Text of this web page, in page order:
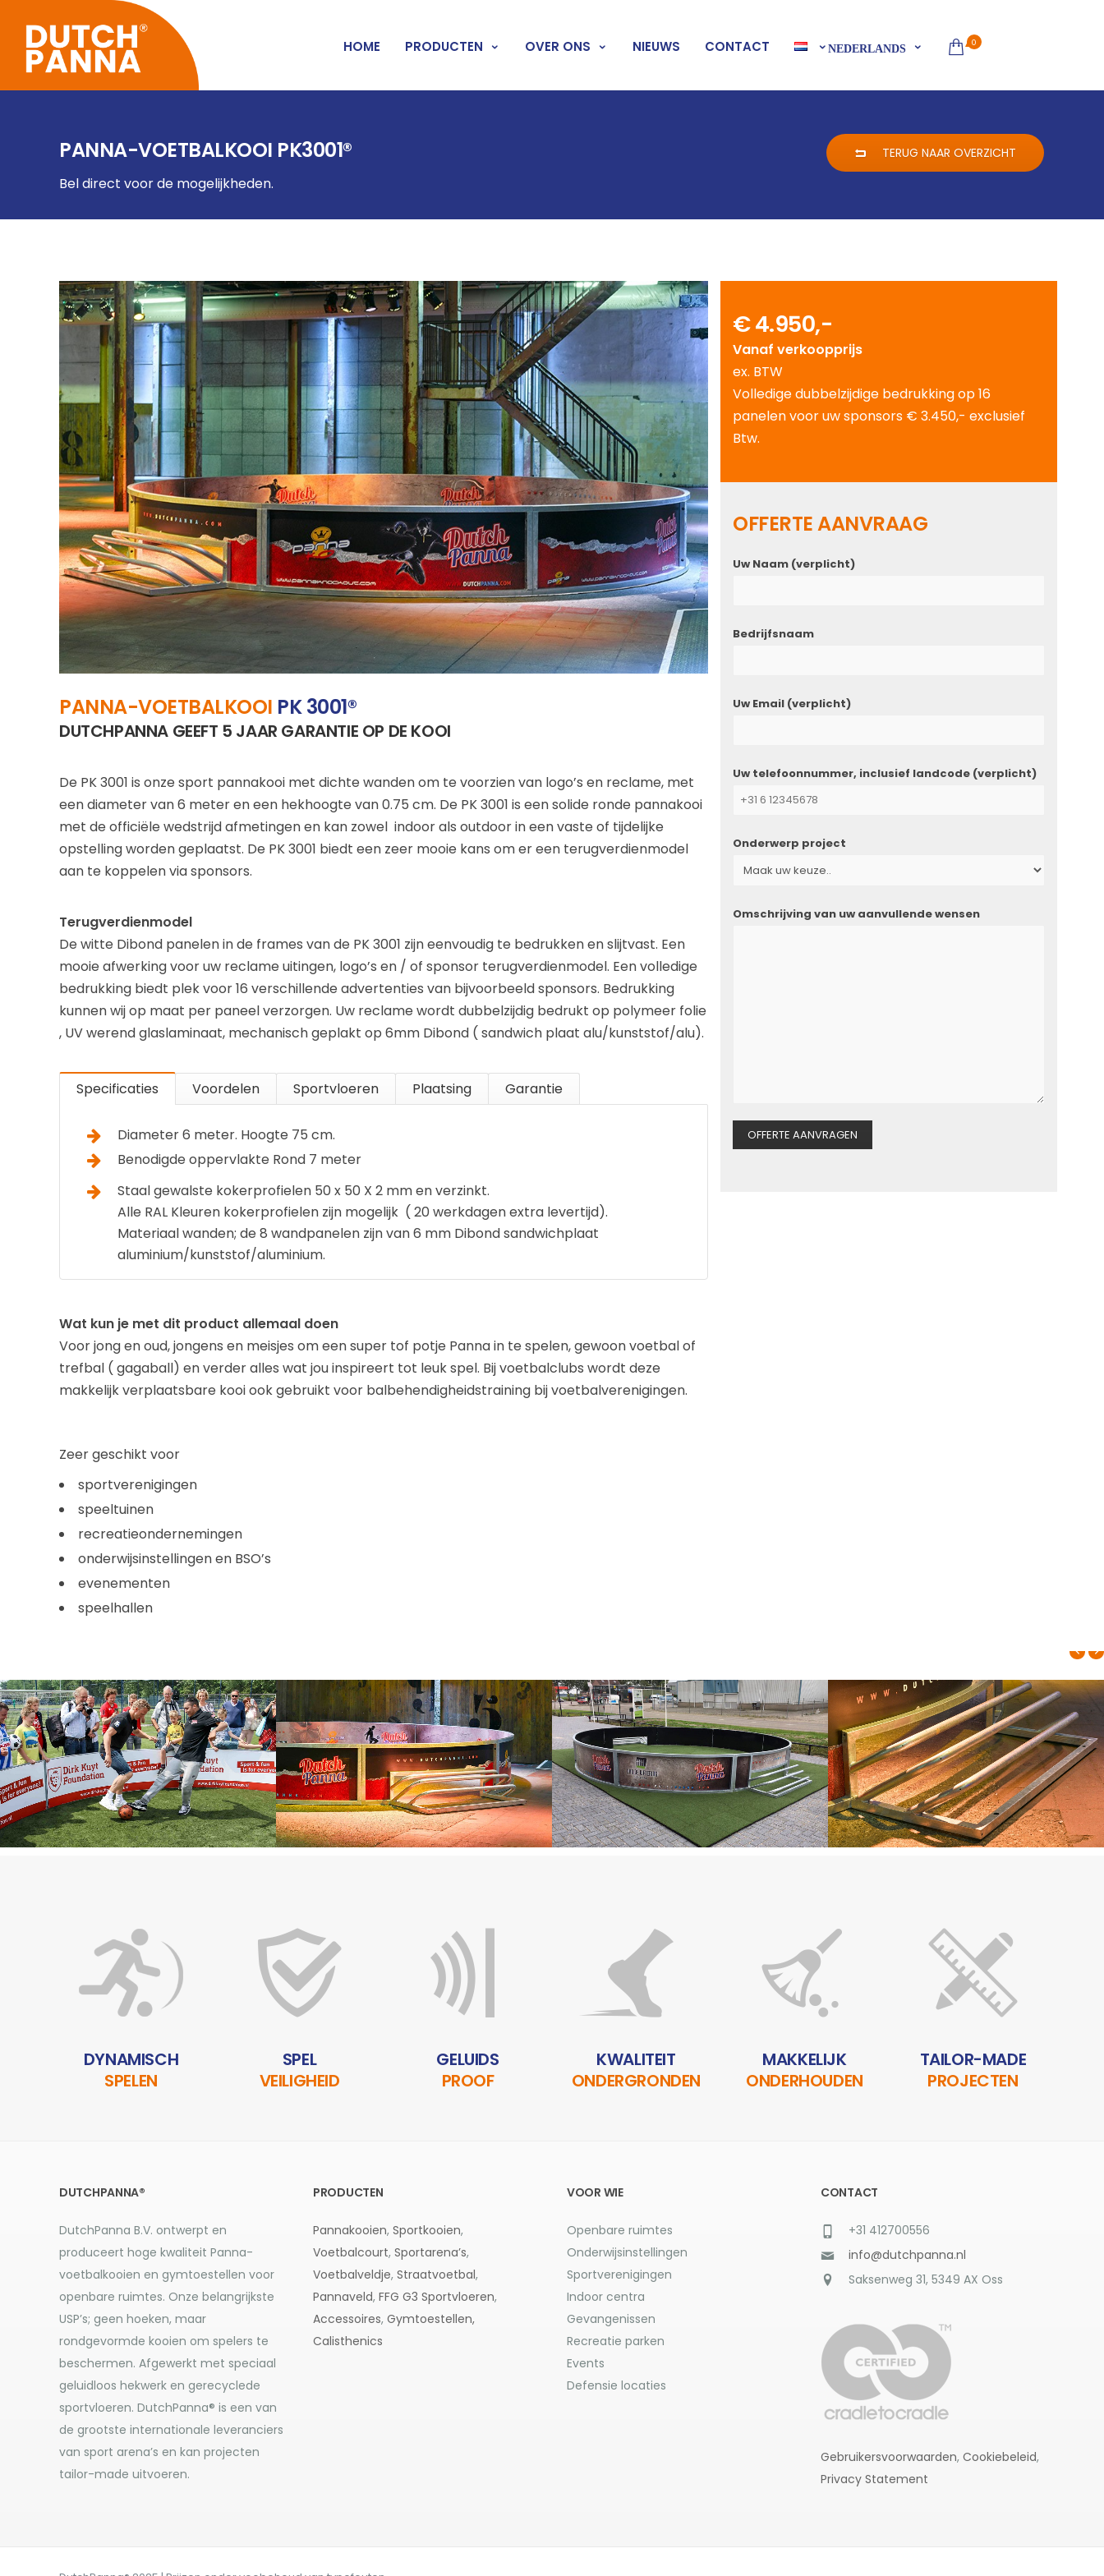
0
HOME PRODUCTEN OVER ONS NIEUWS CONTACT NEDERLANDS
PANNA-VOETBALKOOI PK3001®
Bel direct voor de mogelijkheden.
TERUG NAAR OVERZICHT
PANNA-VOETBALKOOI PK 3001®
DUTCHPANNA GEEFT 5 JAAR GARANTIE OP DE KOOI
De PK 3001 is onze sport pannakooi met dichte wanden om te voorzien van logo’s en reclame, met
een diameter van 6 meter en een hekhoogte van 0.75 cm. De PK 3001 is een solide ronde pannakooi
met de officiële wedstrijd afmetingen en kan zowel indoor als outdoor in een vaste of tijdelijke
opstelling worden geplaatst. De PK 3001 biedt een zeer mooie kans om er een terugverdienmodel
aan te koppelen via sponsors.
Terugverdienmodel
De witte Dibond panelen in de frames van de PK 3001 zijn eenvoudig te bedrukken en slijtvast. Een
mooie afwerking voor uw reclame uitingen, logo’s en / of sponsor terugverdienmodel. Een volledige
bedrukking biedt plek voor 16 verschillende advertenties van bijvoorbeeld sponsors. Bedrukking
kunnen wij op maat per paneel verzorgen. Uw reclame wordt dubbelzijdig bedrukt op polymeer folie
, UV werend glaslaminaat, mechanisch geplakt op 6mm Dibond ( sandwich plaat alu/kunststof/alu).
Specificaties Voordelen Sportvloeren Plaatsing Garantie
Diameter 6 meter. Hoogte 75 cm.
Benodigde oppervlakte Rond 7 meter
Staal gewalste kokerprofielen 50 x 50 X 2 mm en verzinkt.
Alle RAL Kleuren kokerprofielen zijn mogelijk ( 20 werkdagen extra levertijd).
Materiaal wanden; de 8 wandpanelen zijn van 6 mm Dibond sandwichplaat
aluminium/kunststof/aluminium.
Wat kun je met dit product allemaal doen
Voor jong en oud, jongens en meisjes om een super tof potje Panna in te spelen, gewoon voetbal of
trefbal ( gagaball) en verder alles wat jou inspireert tot leuk spel. Bij voetbalclubs wordt deze
makkelijk verplaatsbare kooi ook gebruikt voor balbehendigheidstraining bij voetbalverenigingen.
Zeer geschikt voor
sportverenigingen
speeltuinen
recreatieondernemingen
onderwijsinstellingen en BSO’s
evenementen
speelhallen
€ 4.950,-
Vanaf verkoopprijs
ex. BTW
Volledige dubbelzijdige bedrukking op 16
panelen voor uw sponsors € 3.450,- exclusief
Btw.
OFFERTE AANVRAAG
Uw Naam (verplicht)
Bedrijfsnaam
Uw Email (verplicht)
Uw telefoonnummer, inclusief landcode (verplicht)
Onderwerp project
Omschrijving van uw aanvullende wensen
DYNAMISCH
SPELEN
SPEL
VEILIGHEID
GELUIDS
PROOF
KWALITEIT
ONDERGRONDEN
MAKKELIJK
ONDERHOUDEN
TAILOR-MADE
PROJECTEN
DUTCHPANNA®
DutchPanna B.V. ontwerpt en
produceert hoge kwaliteit Panna-
voetbalkooien en gymtoestellen voor
openbare ruimtes. Onze belangrijkste
USP’s; geen hoeken, maar
rondgevormde kooien om spelers te
beschermen. Afgewerkt met speciaal
geluidloos hekwerk en gerecyclede
sportvloeren. DutchPanna® is een van
de grootste internationale leveranciers
van sport arena’s en kan projecten
tailor-made uitvoeren.
PRODUCTEN
Pannakooien, Sportkooien,
Voetbalcourt, Sportarena’s,
Voetbalveldje, Straatvoetbal,
Pannaveld, FFG G3 Sportvloeren,
Accessoires, Gymtoestellen,
Calisthenics
VOOR WIE
Openbare ruimtes
Onderwijsinstellingen
Sportverenigingen
Indoor centra
Gevangenissen
Recreatie parken
Events
Defensie locaties
CONTACT
+31 412700556
info@dutchpanna.nl
Saksenweg 31, 5349 AX Oss
Gebruikersvoorwaarden, Cookiebeleid,
Privacy Statement